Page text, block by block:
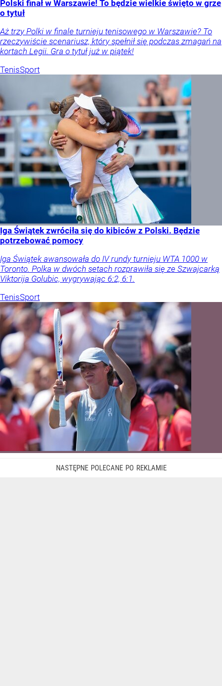
Polski finał w Warszawie! To będzie wielkie święto w grze
o tytuł
Aż trzy Polki w finale turnieju tenisowego w Warszawie? To
rzeczywiście scenariusz, który spełnił się podczas zmagań na
kortach Legii. Gra o tytuł już w piątek!
TenisSport
Iga Świątek zwróciła się do kibiców z Polski. Będzie
potrzebować pomocy
Iga Świątek awansowała do IV rundy turnieju WTA 1000 w
Toronto. Polka w dwóch setach rozprawiła się ze Szwajcarką
Viktorija Golubic, wygrywając 6:2, 6:1.
TenisSport